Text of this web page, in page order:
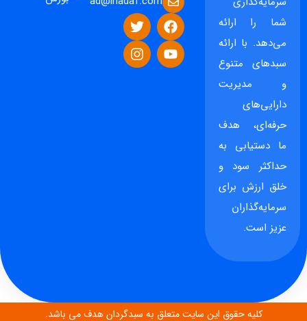
شما را ارائه
می‌دهد. با ارائه
سبدهای متنوع
و مدیریت
دارایی‌های
حرفه‌ای، هدف
ما دستیابی به
حداکثر سود و
خلق ارزش برای
سرمایه‌گذاران
عزیز است.
کلیه حقوق این سایت متعلق به سبدگردان هدف می باشد.